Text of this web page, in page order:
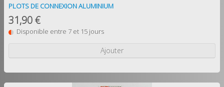
PLOTS DE CONNEXION ALUMINIUM
31,90 €
Disponible entre 7 et 15 jours
Ajouter